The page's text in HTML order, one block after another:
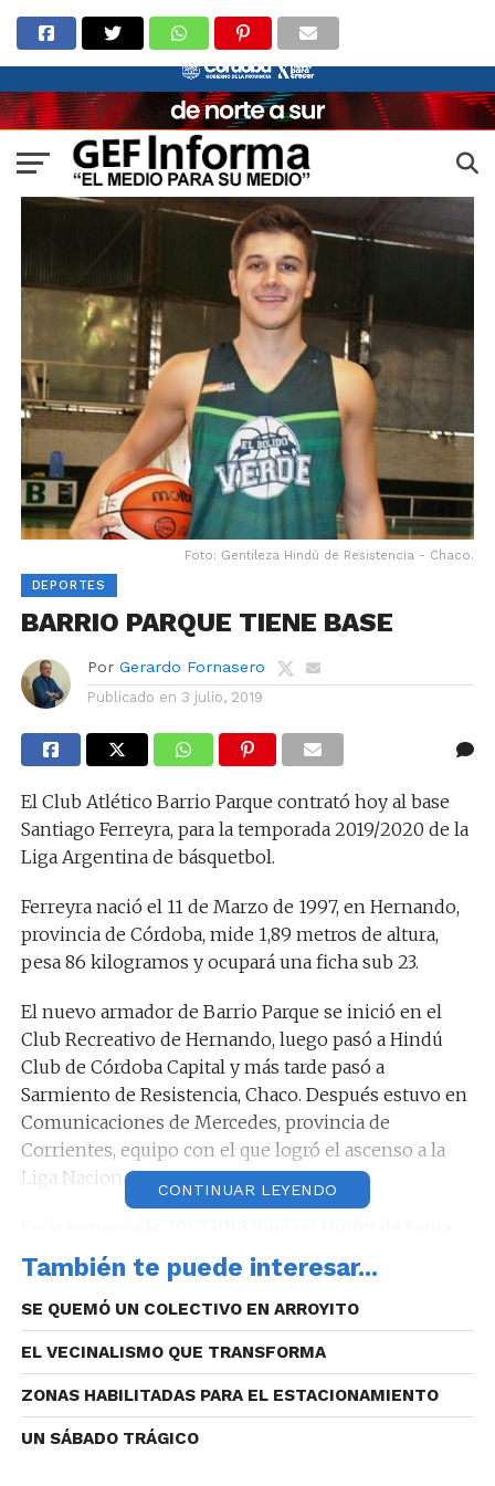
Foto: Gentileza Hindú de Resistencia - Chaco.
DEPORTES
BARRIO PARQUE TIENE BASE
Por Gerardo Fornasero
Publicado en 3 julio, 2019
El Club Atlético Barrio Parque contrató hoy al base
Santiago Ferreyra, para la temporada 2019/2020 de la
Liga Argentina de básquetbol.
Ferreyra nació el 11 de Marzo de 1997, en Hernando,
provincia de Córdoba, mide 1,89 metros de altura,
pesa 86 kilogramos y ocupará una ficha sub 23.
El nuevo armador de Barrio Parque se inició en el
Club Recreativo de Hernando, luego pasó a Hindú
Club de Córdoba Capital y más tarde pasó a
Sarmiento de Resistencia, Chaco. Después estuvo en
Comunicaciones de Mercedes, provincia de
Corrientes, equipo con el que logró el ascenso a la
Liga Nacional.
Fe y en la última Liga Argentina lo hizo en Hindú
Club de Resistencia, provincia de Chaco.
CONTINUAR LEYENDO
También te puede interesar...
SE QUEMÓ UN COLECTIVO EN ARROYITO
EL VECINALISMO QUE TRANSFORMA
ZONAS HABILITADAS PARA EL ESTACIONAMIENTO
UN SÁBADO TRÁGICO